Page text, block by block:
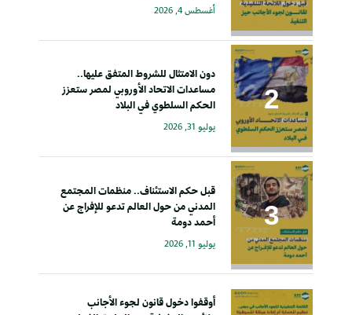
أغسطس 4, 2026
دون الامتثال للشروط المتفق عليها..
مساعدات الاتحاد الأوروبي لمصر ستعزز
الحكم السلطوي في البلاد
يوليو 31, 2026
قبل حكم الاستئناف.. منظمات المجتمع
المدني من حول العالم تدعو للإفراج عن
أحمد دومة
يوليو 11, 2026
أوقفوا دخول قانون لجوء الأجانب